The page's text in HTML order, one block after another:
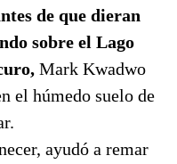
de que dieran
sobre el Lago
Mark Kwadwo
el húmedo suelo de
ayudó a remar